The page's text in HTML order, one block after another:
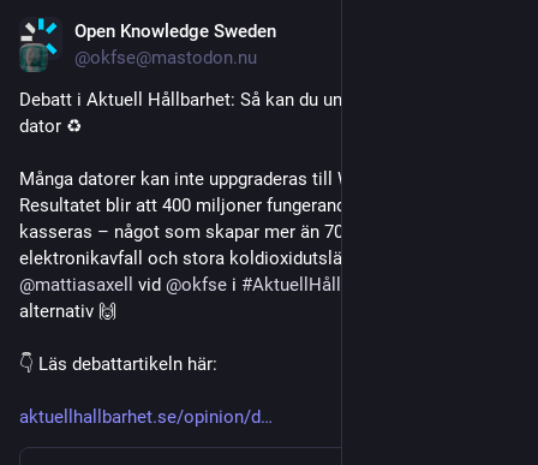
Open Knowledge Sweden
@okfse@mastodon.nu
Debatt i Aktuell Hållbarhet: Så kan du undvika att kasta din
dator ♻️
Många datorer kan inte uppgraderas till Windows 11.
Resultatet blir att 400 miljoner fungerande datorer riskerar att
kasseras – något som skapar mer än 700 miljoner kg
@mattiasaxell vid @okfse i #AktuellHållbarhet
alternativ 🙌
👇 Läs debattartikeln här:
aktuellhallbarhet.se/opinion/d